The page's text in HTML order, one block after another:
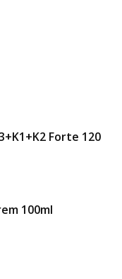
Forte 120
100ml